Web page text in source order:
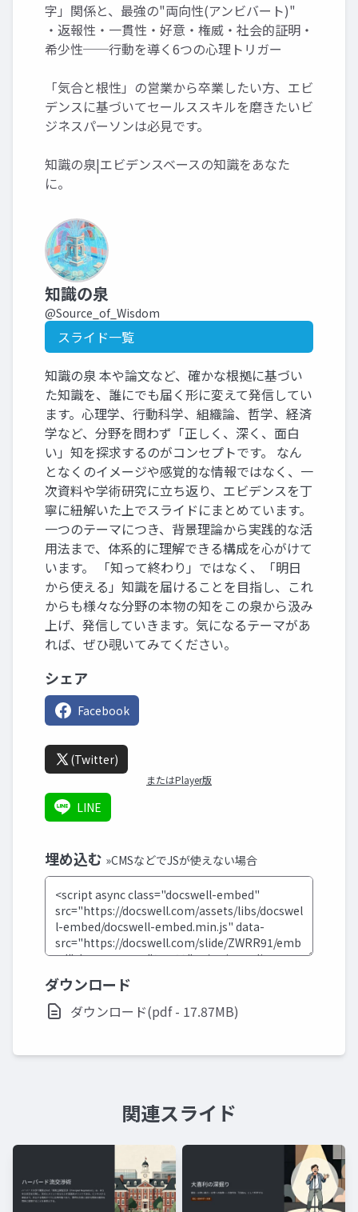
字」関係と、最強の"両向性(アンビバート)"
・返報性・一貫性・好意・権威・社会的証明・
希少性──行動を導く6つの心理トリガー
「気合と根性」の営業から卒業したい方、エビ
デンスに基づいてセールススキルを磨きたいビ
ジネスパーソンは必見です。
知識の泉|エビデンスベースの知識をあなた
に。
知識の泉
@Source_of_Wisdom
スライド一覧
知識の泉 本や論文など、確かな根拠に基づい
た知識を、誰にでも届く形に変えて発信してい
ます。心理学、行動科学、組織論、哲学、経済
学など、分野を問わず「正しく、深く、面白
い」知を探求するのがコンセプトです。 なん
となくのイメージや感覚的な情報ではなく、一
次資料や学術研究に立ち返り、エビデンスを丁
寧に紐解いた上でスライドにまとめています。
一つのテーマにつき、背景理論から実践的な活
用法まで、体系的に理解できる構成を心がけて
います。 「知って終わり」ではなく、「明日
から使える」知識を届けることを目指し、これ
からも様々な分野の本物の知をこの泉から汲み
上げ、発信していきます。気になるテーマがあ
れば、ぜひ覗いてみてください。
シェア
Facebook
(Twitter)
またはPlayer版
LINE
埋め込む »CMSなどでJSが使えない場合
ダウンロード
ダウンロード(pdf - 17.87MB)
関連スライド